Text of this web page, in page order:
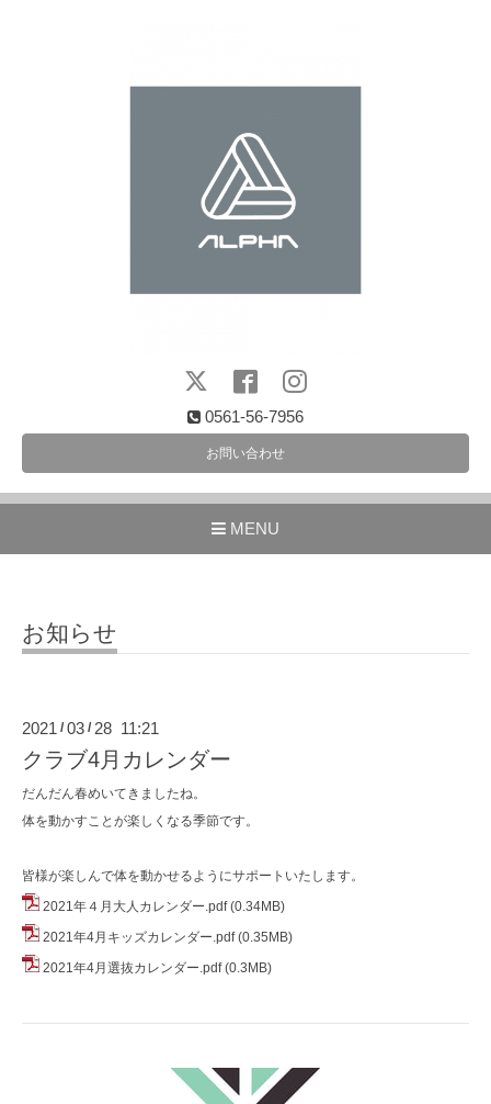
0561-56-7956
お問い合わせ
MENU
お知らせ
2021 / 03 / 28 11:21
クラブ4月カレンダー
だんだん春めいてきましたね。
体を動かすことが楽しくなる季節です。
皆様が楽しんで体を動かせるようにサポートいたします。
2021年４月大人カレンダー.pdf (0.34MB)
2021年4月キッズカレンダー.pdf (0.35MB)
2021年4月選抜カレンダー.pdf (0.3MB)